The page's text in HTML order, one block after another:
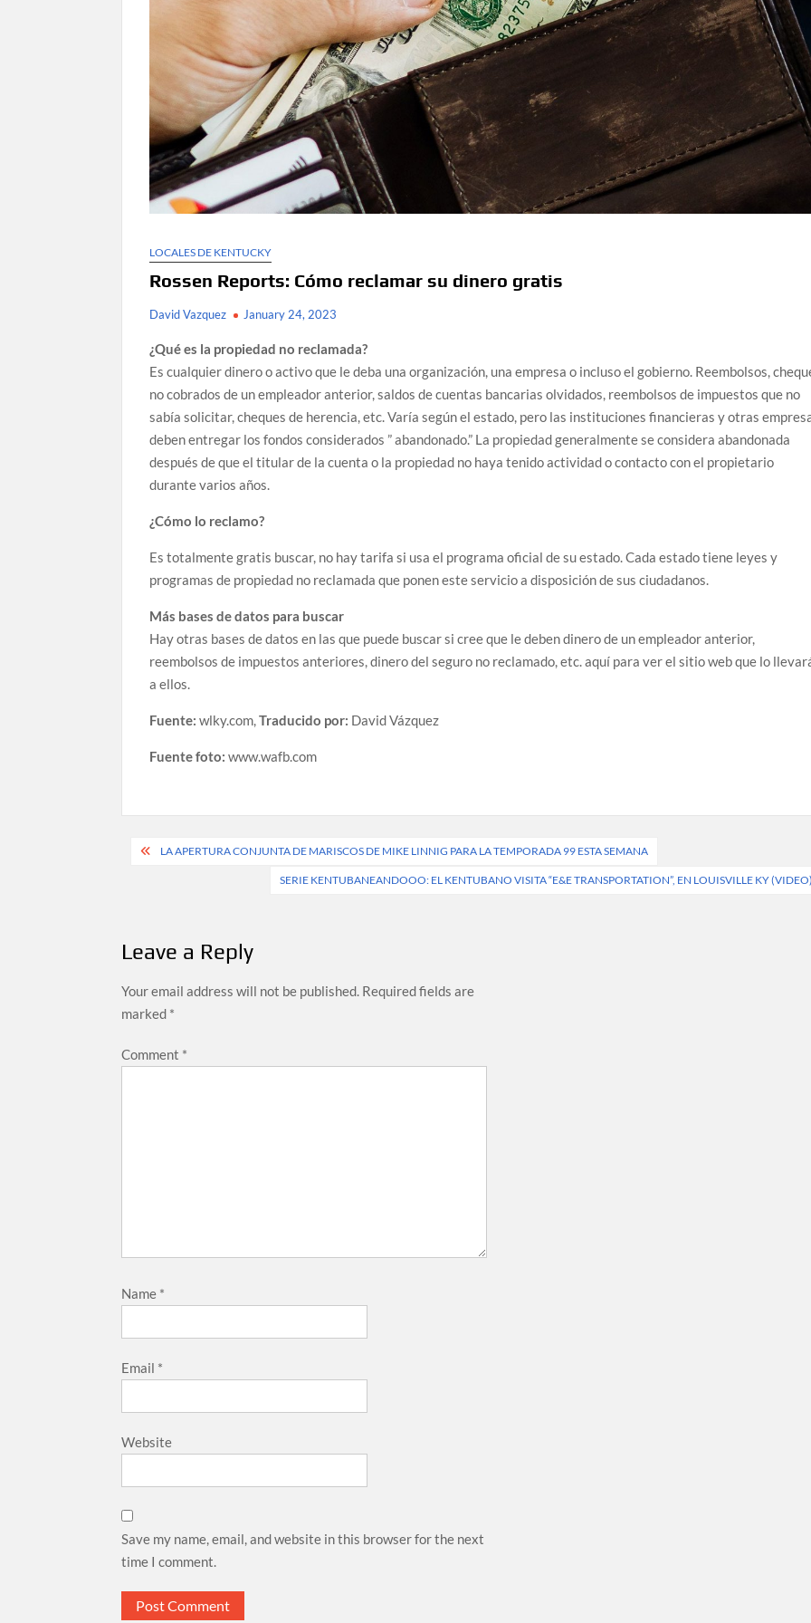
LOCALES DE KENTUCKY
Rossen Reports: Cómo reclamar su dinero gratis
David Vazquez January 24, 2023
¿Qué es la propiedad no reclamada?
Es cualquier dinero o activo que le deba una organización, una empresa o incluso el gobierno. Reembolsos,
no cobrados de un empleador anterior, saldos de cuentas bancarias olvidados, reembolsos de impuestos que no
sabía solicitar, cheques de herencia, etc. Varía según el estado, pero las instituciones financieras y otras
deben entregar los fondos considerados ” abandonado.” La propiedad generalmente se considera abandonada
después de que el titular de la cuenta o la propiedad no haya tenido actividad o contacto con el propietario
durante varios años.
¿Cómo lo reclamo?
Es totalmente gratis buscar, no hay tarifa si usa el programa oficial de su estado. Cada estado tiene leyes y
programas de propiedad no reclamada que ponen este servicio a disposición de sus ciudadanos.
Más bases de datos para buscar
Hay otras bases de datos en las que puede buscar si cree que le deben dinero de un empleador anterior,
reembolsos de impuestos anteriores, dinero del seguro no reclamado, etc. aquí para ver el sitio web que lo
a ellos.
Fuente: wlky.com,Traducido por: David Vázquez
Fuente foto:www.wafb.com
PostLA APERTURA CONJUNTA DE MARISCOS DE MIKE LINNIG PARA LA TEMPORADA 99 ESTA SEMANA
SERIE KENTUBANEANDOOO: EL KENTUBANO VISITA “E&E TRANSPORTATION”, EN LOUISVILLE KY
Leave a Reply
Your email address will not be published. Required fields are
marked *
Comment *
Name *
Email *
Website
Save my name, email, and website in this browser for the next
time I comment.